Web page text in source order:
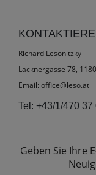
Richard Lesonitzky
Lacknergasse 78,
Email: office@leso.at
Tel: +43/1/470 37
Geben Sie Ihre